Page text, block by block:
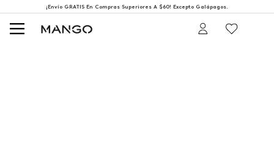
¡Envío GRATIS En Compras Superiores A $60! Excepto Galápagos.